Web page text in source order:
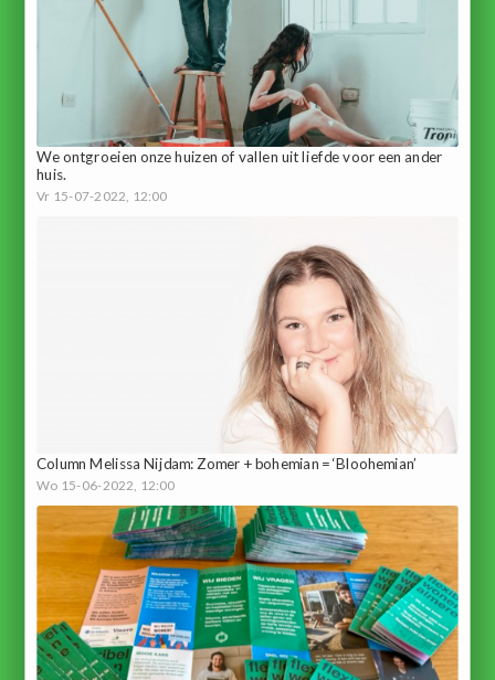
We ontgroeien onze huizen of vallen uit liefde voor een ander
huis.
Vr 15-07-2022, 12:00
Column Melissa Nijdam: Zomer + bohemian = ‘Bloohemian’
Wo 15-06-2022, 12:00